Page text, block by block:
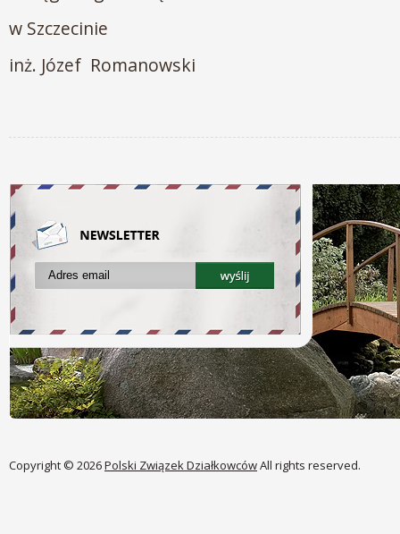
w Szczecinie
inż. Józef Romanowski
Copyright © 2026Polski Związek DziałkowcówAll rights reserved.